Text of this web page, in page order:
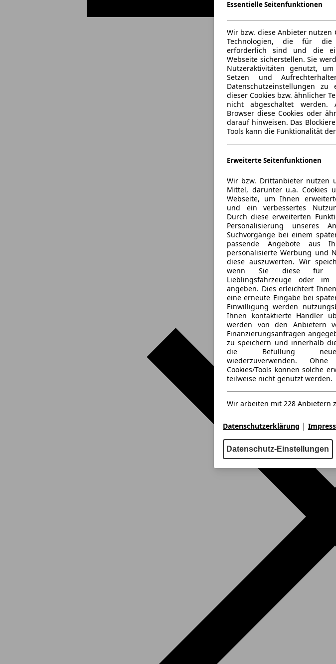
Essentielle Seitenfunktionen
Wir bzw. diese Anbieter nutzen
Technologien, die für die
erforderlich sind und die
Webseite sicherstellen. Sie
Nutzeraktivitäten genutzt,
Setzen und
Datenschutzeinstellungen zu
dieser Cookies bzw. ähnlicher
nicht abgeschaltet werden.
Browser diese Cookies oder
darauf hinweisen. Das
Tools kann die Funktionalität
Erweiterte Seitenfunktionen
Wir bzw. Drittanbieter nutzen
Mittel, darunter u.a. Cookies
Webseite, um Ihnen
und ein verbessertes
Durch diese erweiterten
Personalisierung unseres
Suchvorgänge bei einem
passende Angebote aus
personalisierte Werbung und
diese auszuwerten. Wir
wenn Sie diese für
Lieblingsfahrzeuge oder im
angeben. Dies erleichtert
eine erneute Eingabe bei
Einwilligung werden
Ihnen kontaktierte Händler
werden von den Anbietern
Finanzierungsanfragen
zu speichern und innerhalb
die Befüllung neuer
wiederzuverwenden.
Cookies/Tools können solche
teilweise nicht genutzt werden.
Wir arbeiten mit 228 Anbietern
Datenschutzerklärung |
Datenschutz-Einstellungen